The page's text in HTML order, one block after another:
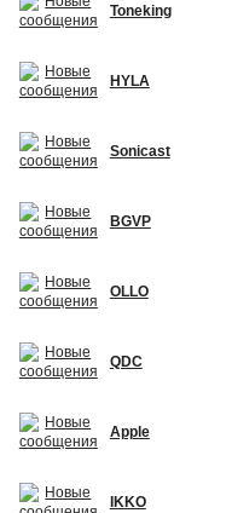
Toneking
HYLA
Sonicast
BGVP
OLLO
QDC
Apple
IKKO